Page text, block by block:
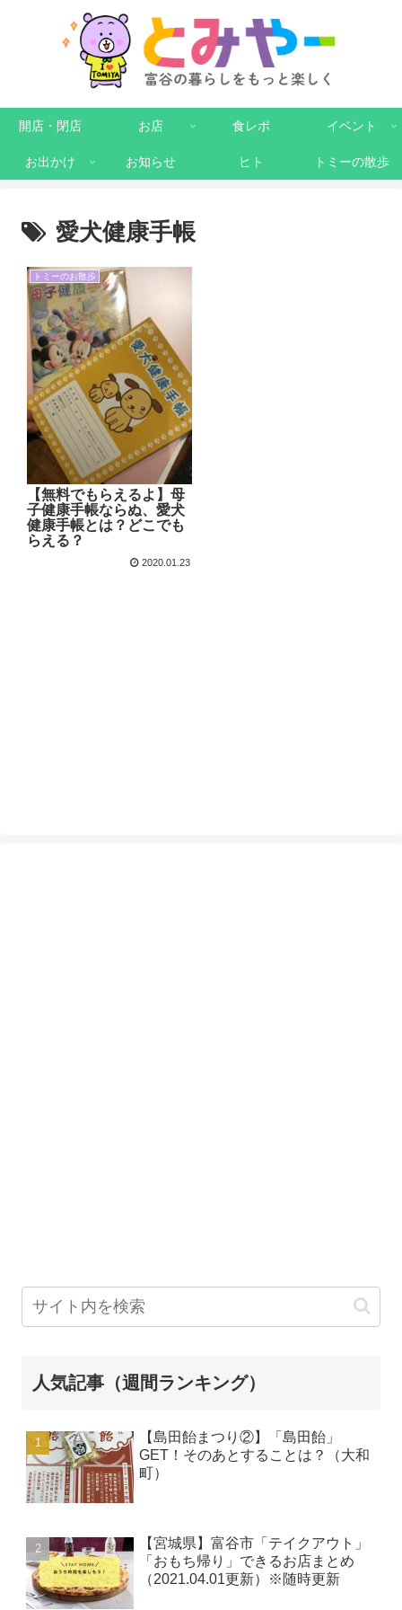
開店・閉店 お店 食レポ イベント
お出かけ お知らせ ヒト トミーの散歩
愛犬健康手帳
トミーのお散歩
【無料でもらえるよ】母
子健康手帳ならぬ、愛犬
健康手帳とは？どこでも
らえる？
2020.01.23
人気記事（週間ランキング）
【島田飴まつり②】「島田飴」
GET！そのあとすることは？（大和
町）
【宮城県】富谷市「テイクアウト」
「おもち帰り」できるお店まとめ
（2021.04.01更新）※随時更新